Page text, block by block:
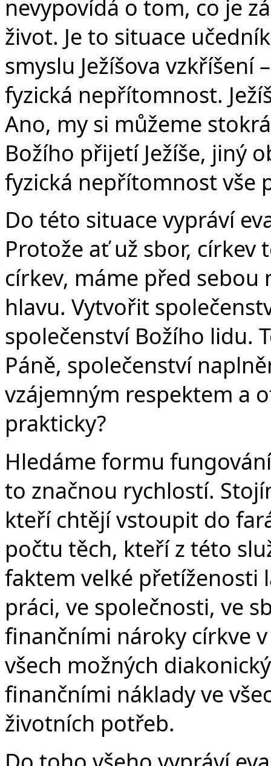
nevypovídá o tom, co je
život. Je to situace
smyslu Ježíšova vzkříšení
fyzická nepřítomnost.
Ano, my si můžeme
Božího přijetí Ježíše, jiný
fyzická nepřítomnost vše
Do této situace vypráví
Protože ať už sbor, církev
církev, máme před
hlavu. Vytvořit
společenství Božího lidu.
Páně, společenství
vzájemným respektem a
prakticky?
Hledáme formu
to značnou rychlostí.
kteří chtějí vstoupit do
počtu těch, kteří z této
faktem velké přetíženosti
práci, ve společnosti, ve
finančními nároky církve
všech možných
finančními náklady ve
životních potřeb.